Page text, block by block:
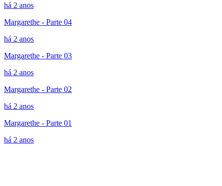
há 2 anos
Margarethe - Parte 04
há 2 anos
Margarethe - Parte 03
há 2 anos
Margarethe - Parte 02
há 2 anos
Margarethe - Parte 01
há 2 anos